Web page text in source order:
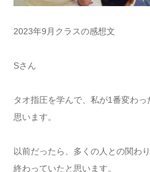
2023年9月クラスの感想文
Sさん
タオ指圧を学んで、私が1番変わ
思います。
以前だったら、多くの人との関わ
終わっていたと思います。